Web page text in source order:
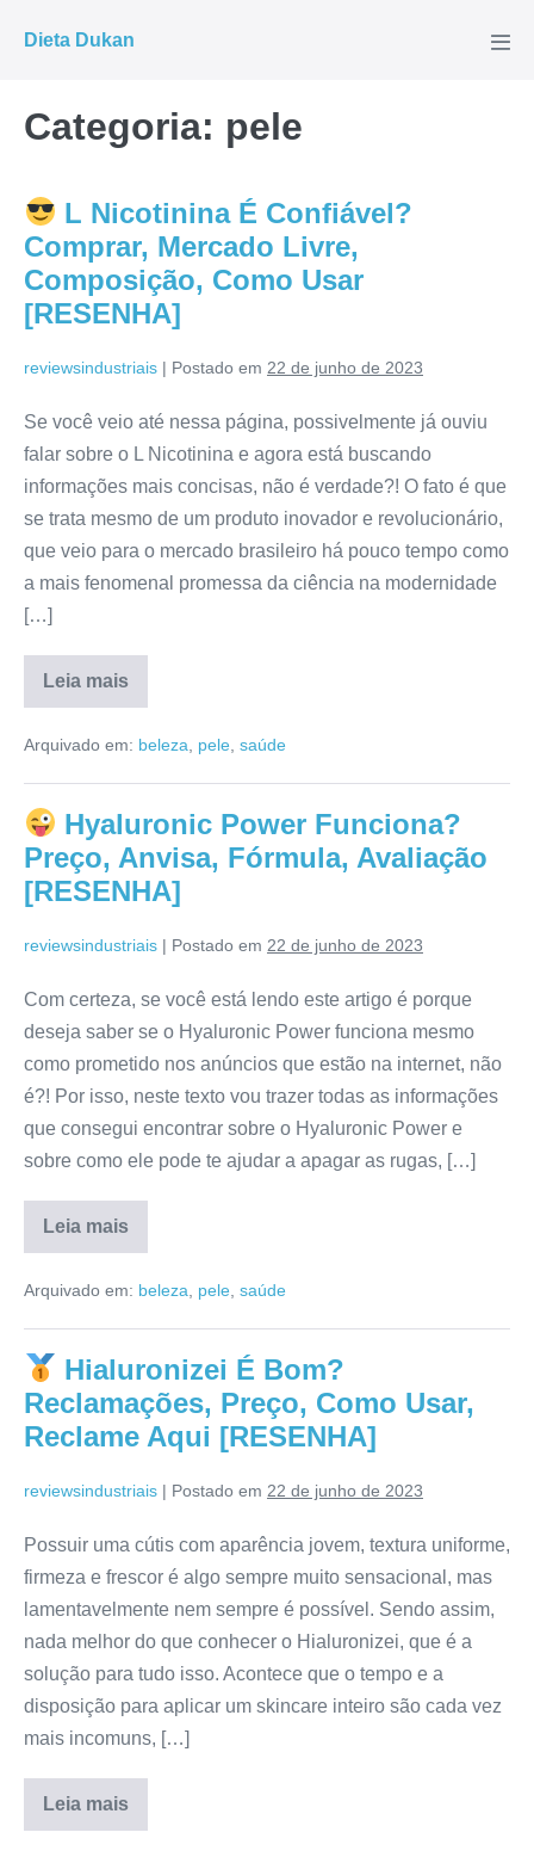
para
conteúdo
Dieta Dukan
Categoria: pele
L Nicotinina É Confiável?
Comprar, Mercado Livre,
Composição, Como Usar
[RESENHA]
reviewsindustriais | Postado em 22 de junho de 2023
Se você veio até nessa página, possivelmente já ouviu
falar sobre o L Nicotinina e agora está buscando
informações mais concisas, não é verdade?! O fato é que
se trata mesmo de um produto inovador e revolucionário,
que veio para o mercado brasileiro há pouco tempo como
a mais fenomenal promessa da ciência na modernidade
[…]
Leia mais
L
É
Comprar,
Livre,
Composição,
Como
Usar
[RESENHA]
Arquivado em: beleza pele saúde
Hyaluronic Power Funciona?
Preço, Anvisa, Fórmula, Avaliação
[RESENHA]
reviewsindustriais | Postado em 22 de junho de 2023
Com certeza, se você está lendo este artigo é porque
deseja saber se o Hyaluronic Power funciona mesmo
como prometido nos anúncios que estão na internet, não
é?! Por isso, neste texto vou trazer todas as informações
que consegui encontrar sobre o Hyaluronic Power e
sobre como ele pode te ajudar a apagar as rugas, […]
Leia mais
Hyaluronic
Funciona?
Anvisa,
Avaliação
[RESENHA]
Arquivado em: beleza pele saúde
Hialuronizei É Bom?
Reclamações, Preço, Como Usar,
Reclame Aqui [RESENHA]
reviewsindustriais | Postado em 22 de junho de 2023
Possuir uma cútis com aparência jovem, textura uniforme,
firmeza e frescor é algo sempre muito sensacional, mas
lamentavelmente nem sempre é possível. Sendo assim,
nada melhor do que conhecer o Hialuronizei, que é a
solução para tudo isso. Acontece que o tempo e a
disposição para aplicar um skincare inteiro são cada vez
mais incomuns, […]
Leia mais
Hialuronizei